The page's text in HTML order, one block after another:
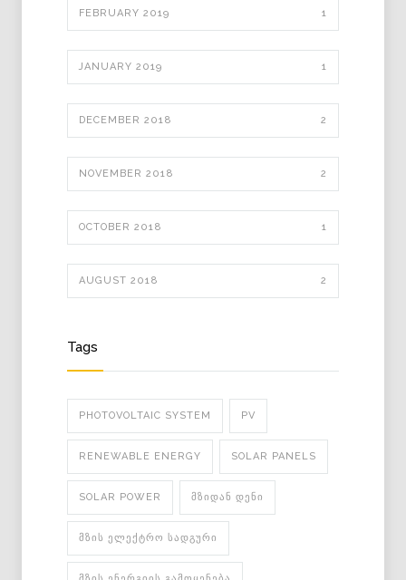
FEBRUARY 2019 1
JANUARY 2019 1
DECEMBER 2018 2
NOVEMBER 2018 2
OCTOBER 2018 1
AUGUST 2018 2
Tags
PHOTOVOLTAIC SYSTEM PV
RENEWABLE ENERGY SOLAR PANELS
SOLAR POWER ᲛᲖᲘᲓᲐᲜ ᲓᲔᲜᲘ
ᲛᲖᲘᲡ ᲔᲚᲔᲥᲢᲠᲝ ᲡᲐᲓᲒᲣᲠᲘ